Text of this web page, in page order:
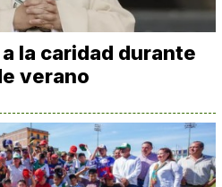
la caridad durante
verano